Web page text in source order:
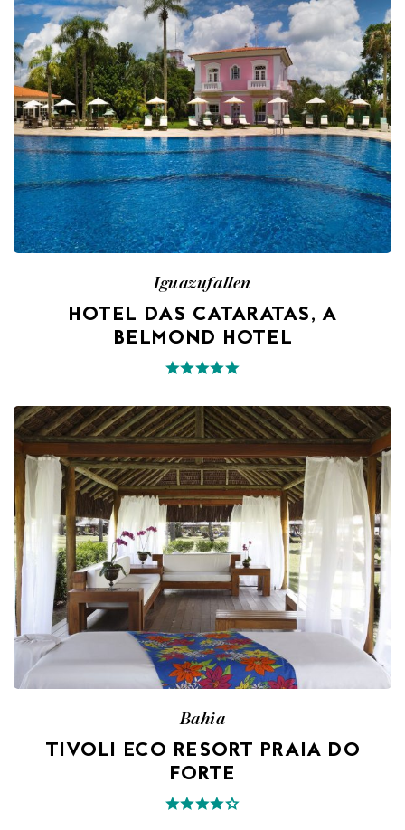
Iguazufallen
HOTEL DAS CATARATAS, A
BELMOND HOTEL
Bahia
TIVOLI ECO RESORT PRAIA DO
FORTE